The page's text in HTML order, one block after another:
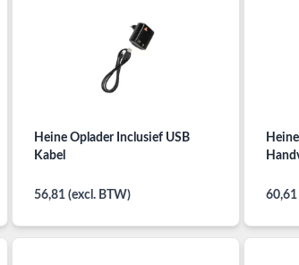
Heine Oplader Inclusief USB
Kabel
56,81 (excl. BTW) 60,61